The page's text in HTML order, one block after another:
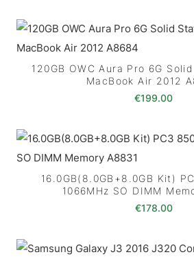
120GB OWC Aura Pro 6G
MacBook Air 2012
€199.00
16.0GB(8.0GB+8.0GB Kit)
1066MHz SO DIMM
€178.00